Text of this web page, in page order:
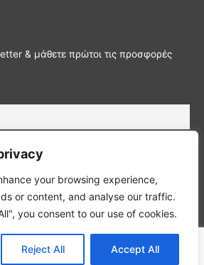
your browsing experience,
or content, and analyse our traffic.
you consent to our use of cookies.
Reject All Accept All
& μάθετε πρώτοι τις προσφορές